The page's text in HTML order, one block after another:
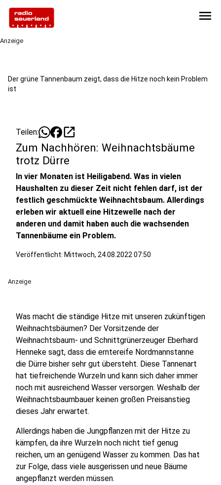
menu
Anzeige
Der grüne Tannenbaum zeigt, dass die Hitze noch kein Problem
ist
Teilen: open_in_new
Zum Nachhören: Weihnachtsbäume
trotz Dürre
In vier Monaten ist Heiligabend. Was in vielen
Haushalten zu dieser Zeit nicht fehlen darf, ist der
festlich geschmückte Weihnachtsbaum. Allerdings
erleben wir aktuell eine Hitzewelle nach der
anderen und damit haben auch die wachsenden
Tannenbäume ein Problem.
Veröffentlicht: Mittwoch, 24.08.2022 07:50
Anzeige
Was macht die ständige Hitze mit unseren zukünftigen
Weihnachtsbäumen? Der Vorsitzende der
Weihnachtsbaum- und Schnittgrünerzeuger Eberhard
Henneke sagt, dass die erntereife Nordmannstanne
die Dürre bisher sehr gut übersteht. Diese Tannenart
hat tiefreichende Wurzeln und kann sich daher immer
noch mit ausreichend Wasser versorgen. Weshalb der
Weihnachtsbaumbauer keinen großen Preisanstieg
dieses Jahr erwartet.
Allerdings haben die Jungpflanzen mit der Hitze zu
kämpfen, da ihre Wurzeln noch nicht tief genug
reichen, um an genügend Wasser zu kommen. Das hat
zur Folge, dass viele ausgerissen und neue Bäume
angepflanzt werden müssen.